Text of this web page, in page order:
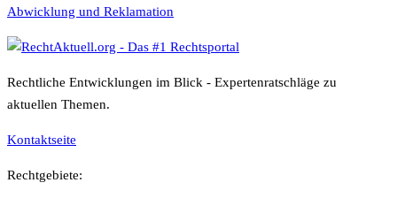
Abwicklung und Reklamation
Rechtliche Entwicklungen im Blick - Expertenratschläge zu
aktuellen Themen.
Kontaktseite
Rechtgebiete: